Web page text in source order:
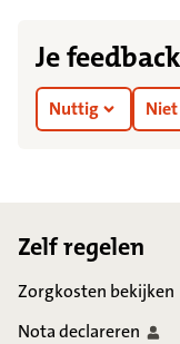
Je
Nuttig
Zelf regelen
Zorgkosten bekijken
Notadeclareren